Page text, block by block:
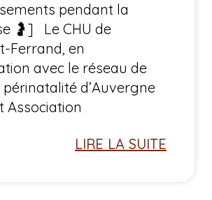
pendant la
🤰] Le CHU de
Ferrand, en
avec le réseau de
d’Auvergne
Association
LIRE LA SUITE